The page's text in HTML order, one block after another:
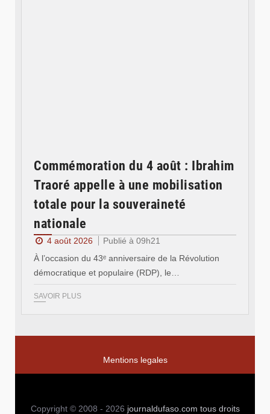
Commémoration du 4 août : Ibrahim
Traoré appelle à une mobilisation
totale pour la souveraineté
nationale
4 août 2026
Publié à 09h21
À l’occasion du 43ᵉ anniversaire de la Révolution
démocratique et populaire (RDP), le…
SAVOIR PLUS
Mentions legales
Copyright © 2008 - 2026 journaldufaso.com tous droits